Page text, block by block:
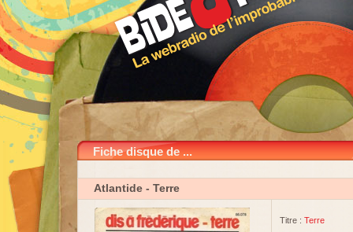
Fiche disque de ...
Atlantide - Terre
Titre : Terre